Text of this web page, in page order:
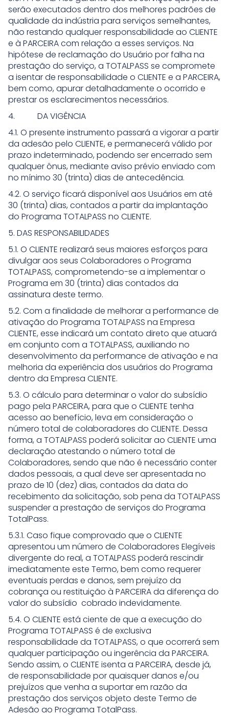
serão executados dentro dos melhores padrões de
qualidade da indústria para serviços semelhantes,
não restando qualquer responsabilidade ao CLIENTE
e à PARCEIRA com relação a esses serviços. Na
hipótese de reclamação do Usuário por falha na
prestação do serviço, a TOTALPASS se compromete
a isentar de responsabilidade o CLIENTE e a PARCEIRA,
bem como, apurar detalhadamente o ocorrido e
prestar os esclarecimentos necessários.
4. DA VIGÊNCIA
4.1. O presente instrumento passará a vigorar a partir
da adesão pelo CLIENTE, e permanecerá válido por
prazo indeterminado, podendo ser encerrado sem
qualquer ônus, mediante aviso prévio enviado com
no mínimo 30 (trinta) dias de antecedência.
4.2. O serviço ficará disponível aos Usuários em até
30 (trinta) dias, contados a partir da implantação
do Programa TOTALPASS no CLIENTE.
5. DAS RESPONSABILIDADES
5.1. O CLIENTE realizará seus maiores esforços para
divulgar aos seus Colaboradores o Programa
TOTALPASS, comprometendo-se a implementar o
Programa em 30 (trinta) dias contados da
assinatura deste termo.
5.2. Com a finalidade de melhorar a performance de
ativação do Programa TOTALPASS na Empresa
CLIENTE, esse indicará um contato direto que atuará
em conjunto com a TOTALPASS, auxiliando no
desenvolvimento da performance de ativação e na
melhoria da experiência dos usuários do Programa
dentro da Empresa CLIENTE.
5.3. O cálculo para determinar o valor do subsídio
pago pela PARCEIRA, para que o CLIENTE tenha
acesso ao benefício, leva em consideração o
número total de colaboradores do CLIENTE. Dessa
forma, a TOTALPASS poderá solicitar ao CLIENTE uma
declaração atestando o número total de
Colaboradores, sendo que não é necessário conter
dados pessoais, a qual deve ser apresentada no
prazo de 10 (dez) dias, contados da data do
recebimento da solicitação, sob pena da TOTALPASS
suspender a prestação de serviços do Programa
TotalPass.
5.3.1. Caso fique comprovado que o CLIENTE
apresentou um número de Colaboradores Elegíveis
divergente do real, a TOTALPASS poderá rescindir
imediatamente este Termo, bem como requerer
eventuais perdas e danos, sem prejuízo da
cobrança ou restituição à PARCEIRA da diferença do
valor do subsídio cobrado indevidamente.
5.4. O CLIENTE está ciente de que a execução do
Programa TOTALPASS é de exclusiva
responsabilidade da TOTALPASS, o que ocorrerá sem
qualquer participação ou ingerência da PARCEIRA.
Sendo assim, o CLIENTE isenta a PARCEIRA, desde já,
de responsabilidade por quaisquer danos e/ou
prejuízos que venha a suportar em razão da
prestação dos serviços objeto deste Termo de
Adesão ao Programa TotalPass.